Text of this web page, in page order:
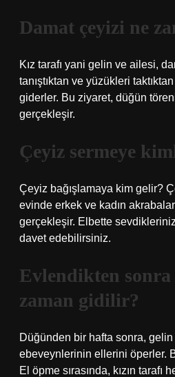
Damat çeyizi ne
Kız tarafı yani gelin ve ailesi,
tanıştıktan ve yüzükleri
giderler. Bu ziyaret, düğün
gerçekleşir.
Çeyiz sermeye
Çeyiz bağışlamaya kim gelir?
evinde erkek ve kadın
gerçekleşir. Elbette
davet edebilirsiniz.
Evlendikten sonra
zaman gidilir?
Düğünden bir hafta sonra,
ebeveynlerinin ellerini öperler.
El öpme sırasında, kızın